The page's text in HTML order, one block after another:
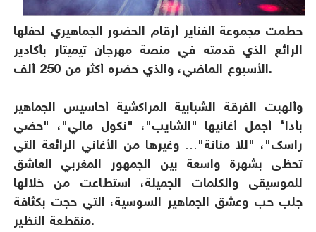
حطمت مجموعة الفناير أرقام الحضور الجماهيري لحفلها
الرائع الذي قدمته في منصة مهرجان تيميتار بأكادير
الأسبوع الماضي، والذي حضره أكثر من 250 ألف.
وألهبت الفرقة الشبابية المراكشية أحاسيس الجماهير
بأداء أجمل أغانيها "الشايب"، "نكول مالي"، "حضي
راسك"، "للا منانة"… وغيرها من الأغاني الرائعة التي
تحظى بشهرة واسعة بين الجمهور المغربي العاشق
للموسيقى والكلمات الجميلة، استطاعت من خلالها
جلب حب وعشق الجماهير السوسية، التي حجت بكثافة
منقطعة النظير.